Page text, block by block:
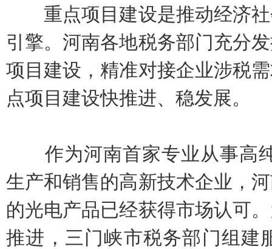
重点项目建设是推动经济社
引擎。河南各地税务部门充分
项目建设，精准对接企业涉税
点项目建设快推进、稳发展。
作为河南首家专业从事高
生产和销售的高新技术企业，
的光电产品已经获得市场认可
推进，三门峡市税务部门组建